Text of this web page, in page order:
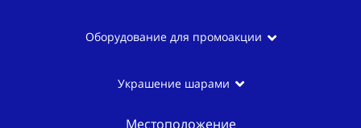
Оборудование для промоакции
Украшение шарами
Местоположение